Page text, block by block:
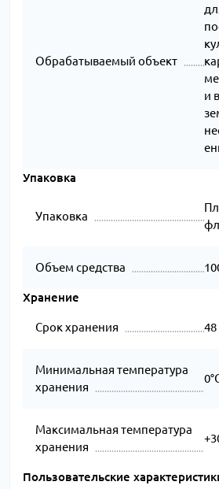
Обрабатываемый объект
и
Упаковка
Упаковка
Объем средства
Хранение
Срок хранения
Минимальная температура
хранения
Максимальная температура
хранения
Пользовательские